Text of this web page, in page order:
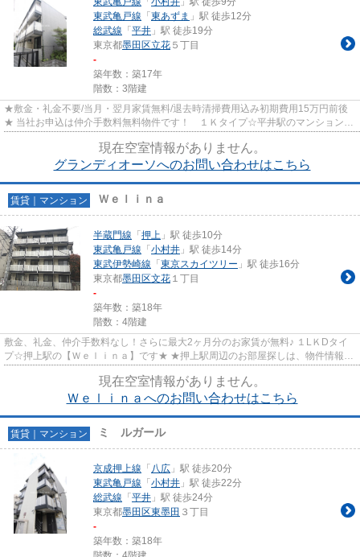
東武亀戸線 「 東あずま 」駅 徒歩12分
総武線 「 平井 」駅 徒歩19分
東京都墨田区立花 ５丁目
-
築年数：築17年
階数：3階建
★敷金・礼金不要/当月・翌月家賃無料/退去時清掃費用込み初期費用15万円前後
★ 当社お申込は仲介手数料無料物件です！ １Ｋタイプ☆平井駅のマンション
現在空室情報がありません。
グランディオーソへのお問い合わせはこちら
賃貸｜マンション Ｗｅｌｉｎａ
半蔵門線 「 押上 」駅 徒歩10分
東武亀戸線 「 小村井 」駅 徒歩14分
東武伊勢崎線 「 東京スカイツリー 」駅 徒歩16分
東京都墨田区文花 １丁目
-
築年数：築18年
階数：4階建
敷金、礼金、仲介手数料なし！さらに最大2ヶ月分のお家賃が無料♪ １LＫDタイ
プ☆押上駅の【Ｗｅｌｉｎａ】です★ ★押上駅周辺のお部屋探しは、物件情報・
現在空室情報がありません。
Ｗｅｌｉｎａへのお問い合わせはこちら
賃貸｜マンション ミ ルガール
京成押上線 「 八広 」駅 徒歩20分
東武亀戸線 「 小村井 」駅 徒歩22分
総武線 「 平井 」駅 徒歩24分
東京都墨田区東墨田 ３丁目
-
築年数：築18年